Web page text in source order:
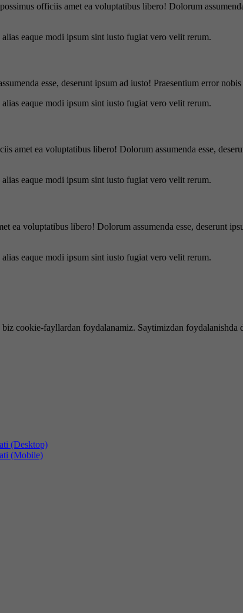
officiis amet ea voluptatibus libero! Dolorum
eaque modi ipsum sint iusto fugiat vero velit rerum.
esse, deserunt ipsum ad iusto! Praesentium error
eaque modi ipsum sint iusto fugiat vero velit rerum.
amet ea voluptatibus libero! Dolorum assumenda esse,
eaque modi ipsum sint iusto fugiat vero velit rerum.
ea voluptatibus libero! Dolorum assumenda esse, deserunt
eaque modi ipsum sint iusto fugiat vero velit rerum.
cookie-fayllardan foydalanamiz. Saytimizdan foydalanishda